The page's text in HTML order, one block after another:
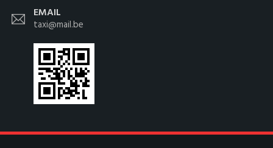
EMAIL
taxi@mail.be